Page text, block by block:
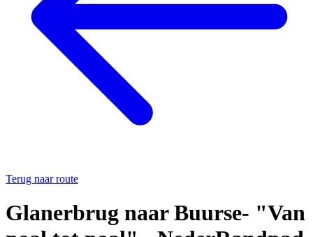
Terug naar route
Glanerbrug naar Buurse- "Van